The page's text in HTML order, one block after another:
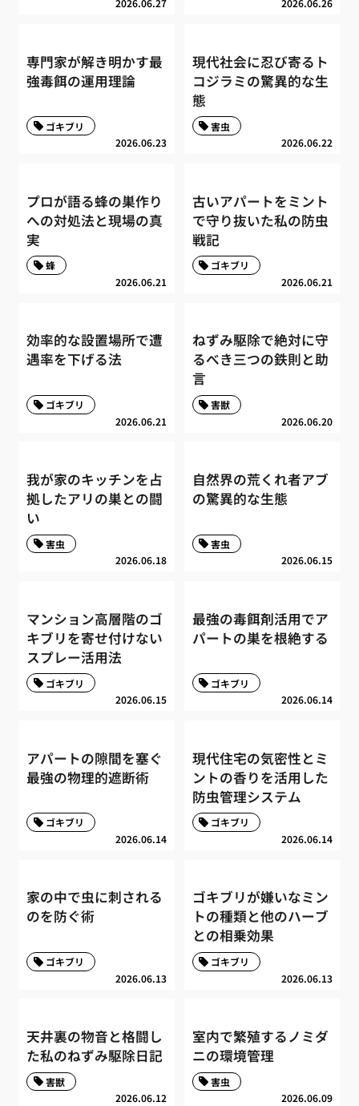
2026.06.27 2026.06.26
専門家が解き明かす最
強毒餌の運用理論
2026.06.23
ゴキブリ
現代社会に忍び寄るト
コジラミの驚異的な生
態
2026.06.22
害虫
プロが語る蜂の巣作り
への対処法と現場の真
実
2026.06.21
蜂
古いアパートをミント
で守り抜いた私の防虫
戦記
2026.06.21
ゴキブリ
効率的な設置場所で遭
遇率を下げる法
2026.06.21
ゴキブリ
ねずみ駆除で絶対に守
るべき三つの鉄則と助
言
2026.06.20
害獣
我が家のキッチンを占
拠したアリの巣との闘
い
2026.06.18
害虫
自然界の荒くれ者アブ
の驚異的な生態
2026.06.15
害虫
マンション高層階のゴ
キブリを寄せ付けない
スプレー活用法
2026.06.15
ゴキブリ
最強の毒餌剤活用でア
パートの巣を根絶する
2026.06.14
ゴキブリ
アパートの隙間を塞ぐ
最強の物理的遮断術
2026.06.14
ゴキブリ
現代住宅の気密性とミ
ントの香りを活用した
防虫管理システム
2026.06.14
ゴキブリ
家の中で虫に刺される
のを防ぐ術
2026.06.13
ゴキブリ
ゴキブリが嫌いなミン
トの種類と他のハーブ
との相乗効果
2026.06.13
ゴキブリ
天井裏の物音と格闘し
た私のねずみ駆除日記
2026.06.12
害獣
室内で繁殖するノミダ
ニの環境管理
2026.06.09
害虫